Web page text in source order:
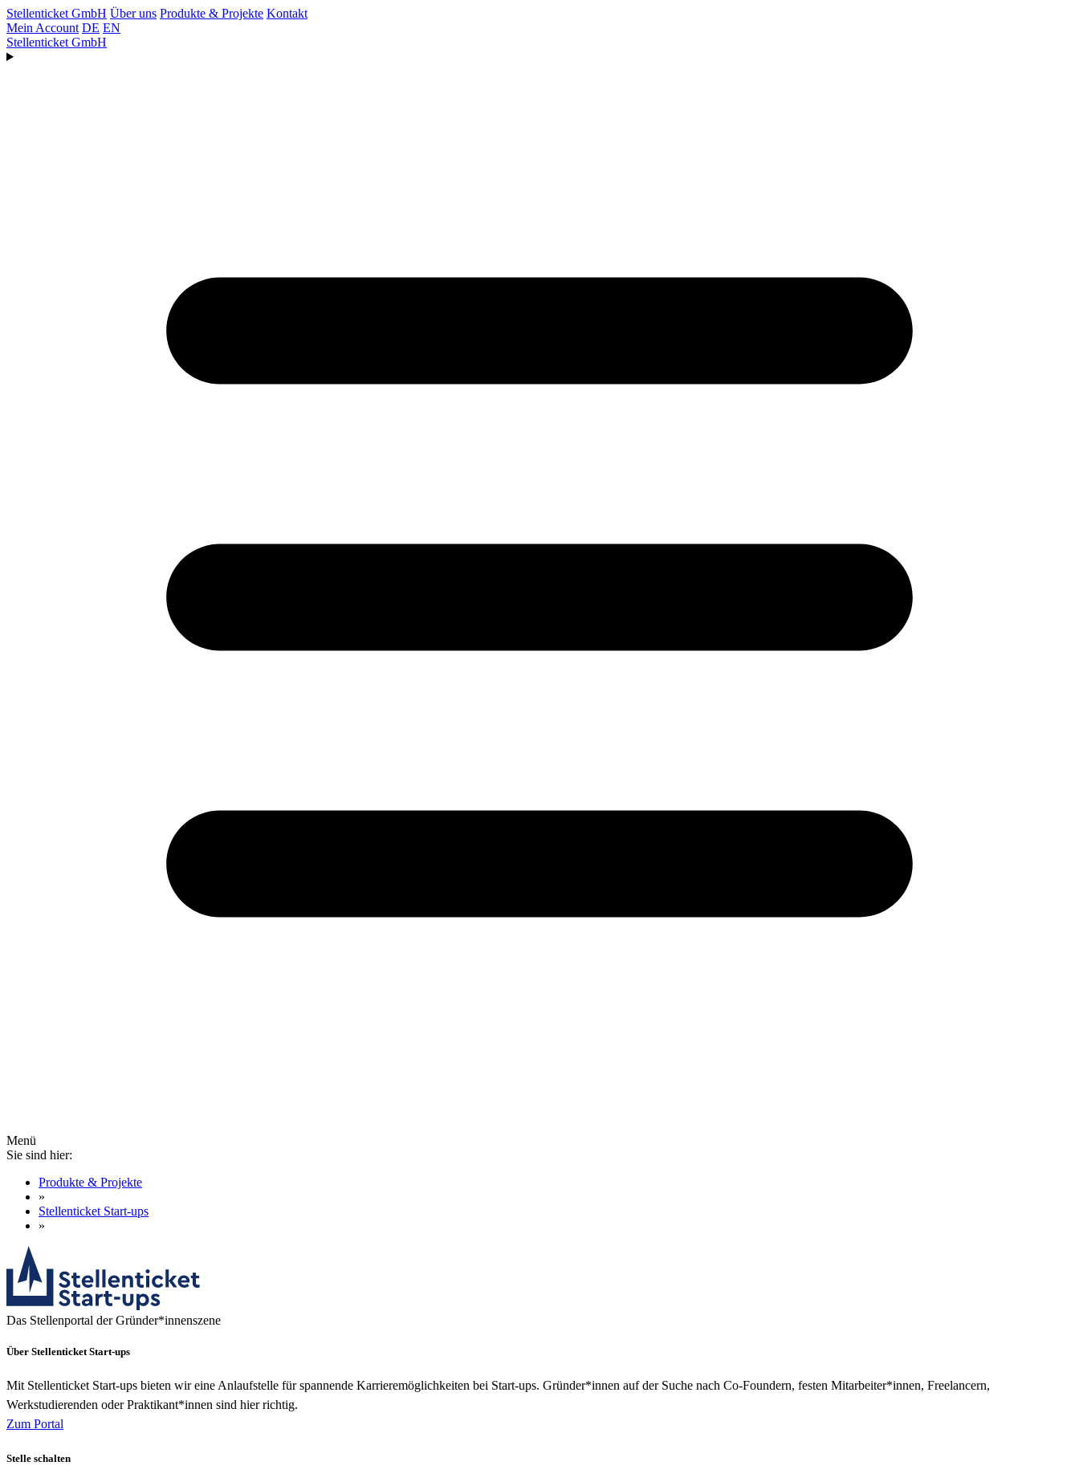
Stellenticket GmbH Über uns Produkte & Projekte Kontakt
Mein Account DE EN
Stellenticket GmbH
Menü
Sie sind hier:
Produkte & Projekte
»
Stellenticket Start-ups
»
Das Stellenportal der Gründer*innenszene
Über Stellenticket Start-ups
Mit Stellenticket Start-ups bieten wir eine Anlaufstelle für spannende Karrieremöglichkeiten bei Start-ups. Gründer*innen auf der Suche nach Co-Foundern, festen Mitarbeiter*innen, Freelancern,
Werkstudierenden oder Praktikant*innen sind hier richtig.
Zum Portal
Stelle schalten